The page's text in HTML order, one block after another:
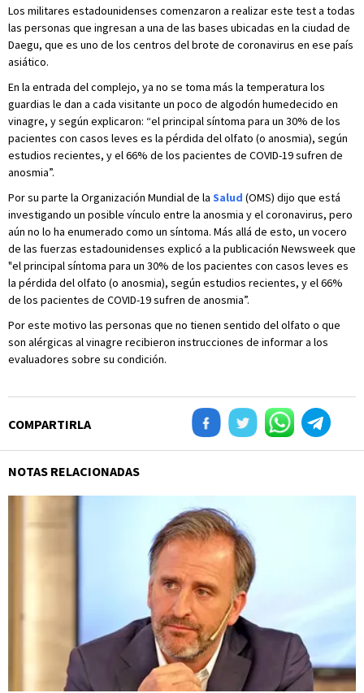
Los militares estadounidenses comenzaron a realizar este test a todas
las personas que ingresan a una de las bases ubicadas en la ciudad de
Daegu, que es uno de los centros del brote de coronavirus en ese país
asiático.
En la entrada del complejo, ya no se toma más la temperatura los
guardias le dan a cada visitante un poco de algodón humedecido en
vinagre, y según explicaron: “el principal síntoma para un 30% de los
pacientes con casos leves es la pérdida del olfato (o anosmia), según
estudios recientes, y el 66% de los pacientes de COVID-19 sufren de
anosmia”.
Por su parte la Organización Mundial de la Salud (OMS) dijo que está
investigando un posible vínculo entre la anosmia y el coronavirus, pero
aún no lo ha enumerado como un síntoma. Más allá de esto, un vocero
de las fuerzas estadounidenses explicó a la publicación Newsweek que
"el principal síntoma para un 30% de los pacientes con casos leves es
la pérdida del olfato (o anosmia), según estudios recientes, y el 66%
de los pacientes de COVID-19 sufren de anosmia”.
Por este motivo las personas que no tienen sentido del olfato o que
son alérgicas al vinagre recibieron instrucciones de informar a los
evaluadores sobre su condición.
COMPARTIRLA
NOTAS RELACIONADAS